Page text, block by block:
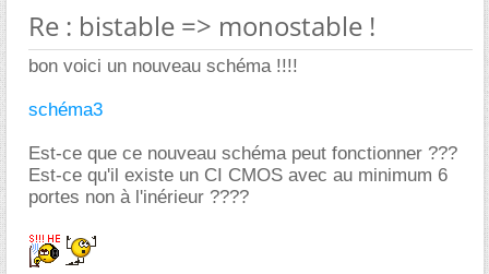
Re : bistable => monostable !
bon voici un nouveau schéma !!!!
schéma3
Est-ce que ce nouveau schéma peut fonctionner ???
Est-ce qu'il existe un CI CMOS avec au minimum 6
portes non à l'inérieur ????